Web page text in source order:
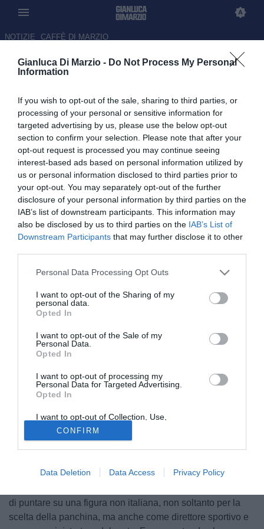
Gianluca Di Marzio - Do Not Process My Personal
Information
If you wish to opt-out of the sale, sharing to third parties, or
processing of your personal or sensitive information for
targeted advertising by us, please use the below opt-out
section to confirm your selection. Please note that after your
opt-out request is processed you may continue seeing
interest-based ads based on personal information utilized by
us or personal information disclosed to third parties prior to
your opt-out. You may separately opt-out of the further
disclosure of your personal information by third parties on the
IAB’s list of downstream participants. This information may
also be disclosed by us to third parties on the IAB’s List of
Downstream Participants that may further disclose it to other
Personal Data Processing Opt Outs
I want to opt-out of the Sharing of my
personal data.
Opted In
I want to opt-out of the Sale of my
Personal Data.
Opted In
I want to opt-out of processing my
Personal Data for Targeted Advertising.
Opted In
I want to opt-out of Collection, Use,
Retention, Sale, and/or Sharing of my
Personal Data that Is Unrelated with the
Purposes for which it was collected.
Opted Out
CONFIRM
Data Deletion Data Access Privacy Policy
NOTIZIE CAFFÈ DI MARZIO
Il Milan guarda all'estero per la
non Italiano o De Rossi?
03.06.2026 11:00 di Gianluca Di Marzio
Da Glasner e Slot, il Milan continua a valutare profili internazionali
per allenatore e dirigenza, ma perché escludere a priori gli
allenatori italiani?
© foto di Federico De Luca 2026
La panchina del Milan, ad oggi, è ancora senza un vero e
proprio padrone dopo il divorzio con
allenatore straniero. L’input da parte della proprietà, quindi
di puntare su una figura non italiana, non soltanto per la
scelta della panchina, ma anche come direttore sportivo e